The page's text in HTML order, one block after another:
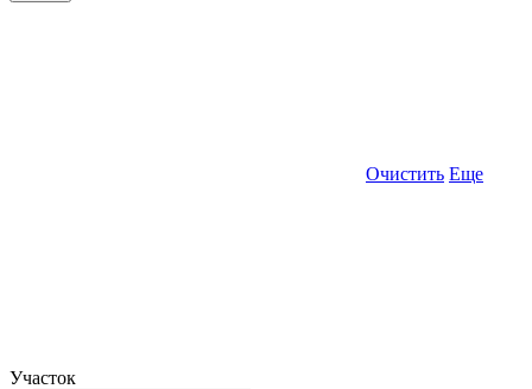
Очистить Еще
Участок